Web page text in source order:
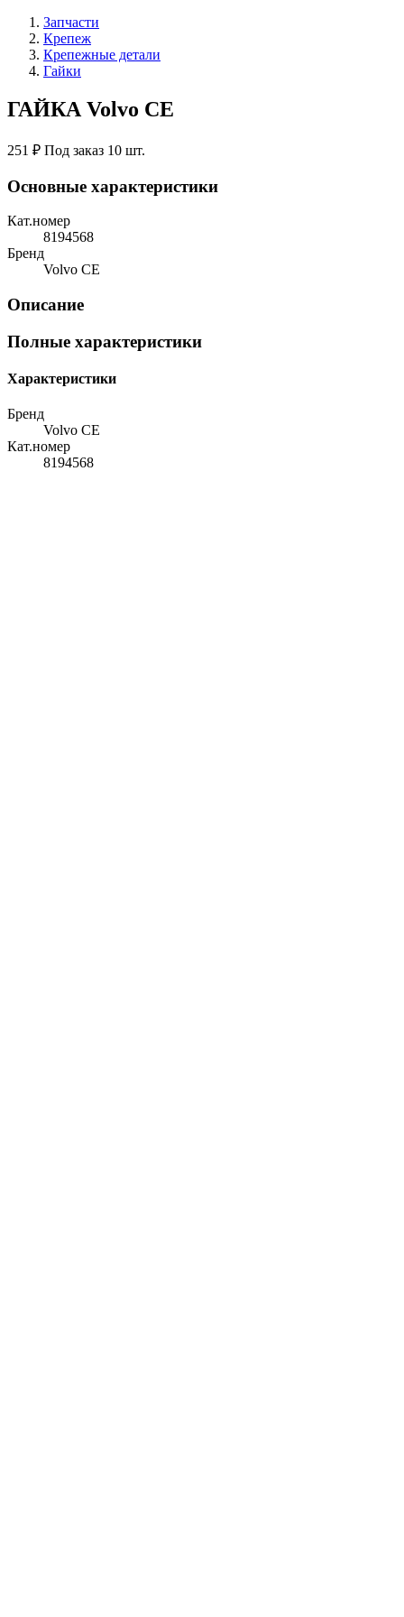
Запчасти
Крепеж
Крепежные детали
Гайки
ГАЙКА Volvo CE
251 ₽ Под заказ 10 шт.
Основные характеристики
Кат.номер
8194568
Бренд
Volvo CE
Описание
Полные характеристики
Характеристики
Бренд
Volvo CE
Кат.номер
8194568